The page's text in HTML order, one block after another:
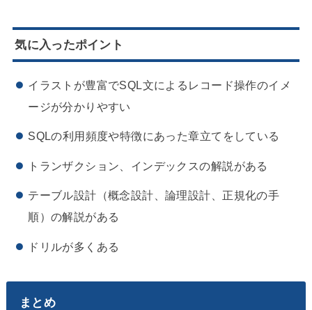
気に入ったポイント
イラストが豊富でSQL文によるレコード操作のイメ
ージが分かりやすい
SQLの利用頻度や特徴にあった章立てをしている
トランザクション、インデックスの解説がある
テーブル設計（概念設計、論理設計、正規化の手
順）の解説がある
ドリルが多くある
まとめ